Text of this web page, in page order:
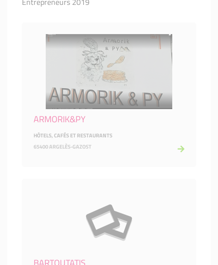
ARMORIK&PY
HÔTELS, CAFÉS ET RESTAURANTS
65400 ARGELÈS-GAZOST